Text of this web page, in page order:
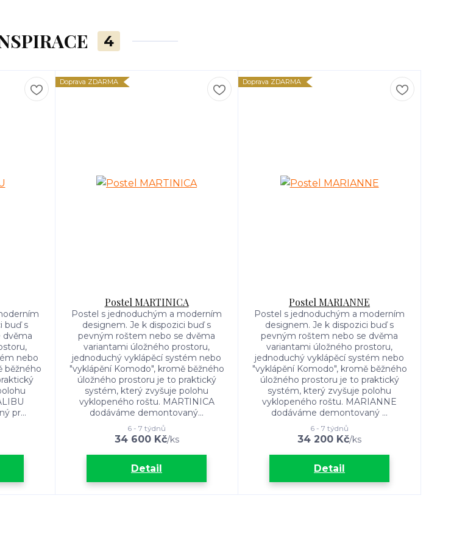
4
buď s
dvěma
nebo
běžného
pr...
Doprava ZDARMA
Postel MARTINICA
Postel s jednoduchým a moderním
designem. Je k dispozici buď s
pevným roštem nebo se dvěma
variantami úložného prostoru,
jednoduchý vyklápěcí systém nebo
"vyklápění Komodo", kromě běžného
úložného prostoru je to praktický
systém, který zvyšuje polohu
vyklopeného roštu. MARTINICA
dodáváme demontovaný...
34 600 Kč/ks
6 - 7 týdnů
Detail
Doprava ZDARMA
Postel MARIANNE
Postel s jednoduchým a moderním
designem. Je k dispozici buď s
pevným roštem nebo se dvěma
variantami úložného prostoru,
jednoduchý vyklápěcí systém nebo
"vyklápění Komodo", kromě běžného
úložného prostoru je to praktický
systém, který zvyšuje polohu
vyklopeného roštu. MARIANNE
dodáváme demontovaný ...
34 200 Kč/ks
6 - 7 týdnů
Detail